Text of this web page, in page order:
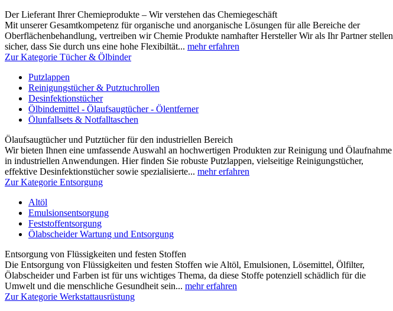
Der Lieferant Ihrer Chemieprodukte – Wir verstehen das Chemiegeschäft
Mit unserer Gesamtkompetenz für organische und anorganische Lösungen für alle Bereiche der
Oberflächenbehandlung, vertreiben wir Chemie Produkte namhafter Hersteller Wir als Ihr Partner stellen
sicher, dass Sie durch uns eine hohe Flexibiltät... mehr erfahren
Zur Kategorie Tücher & Ölbinder
Putzlappen
Reinigungstücher & Putztuchrollen
Desinfektionstücher
Ölbindemittel - Ölaufsaugtücher - Ölentferner
Ölunfallsets & Notfalltaschen
Ölaufsaugtücher und Putztücher für den industriellen Bereich
Wir bieten Ihnen eine umfassende Auswahl an hochwertigen Produkten zur Reinigung und Ölaufnahme
in industriellen Anwendungen. Hier finden Sie robuste Putzlappen, vielseitige Reinigungstücher,
effektive Desinfektionstücher sowie spezialisierte... mehr erfahren
Zur Kategorie Entsorgung
Altöl
Emulsionsentsorgung
Feststoffentsorgung
Ölabscheider Wartung und Entsorgung
Entsorgung von Flüssigkeiten und festen Stoffen
Die Entsorgung von Flüssigkeiten und festen Stoffen wie Altöl, Emulsionen, Lösemittel, Ölfilter,
Ölabscheider und Farben ist für uns wichtiges Thema, da diese Stoffe potenziell schädlich für die
Umwelt und die menschliche Gesundheit sein... mehr erfahren
Zur Kategorie Werkstattausrüstung